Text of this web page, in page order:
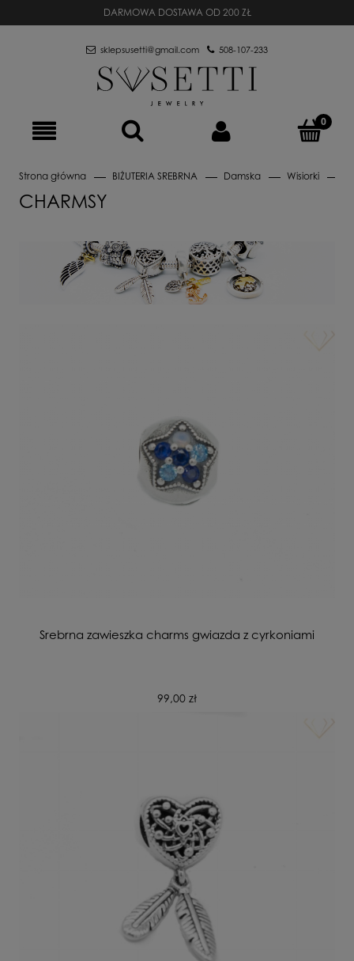
DARMOWA DOSTAWA OD 200 ZŁ
sklepsusetti@gmail.com 508-107-233
Strona główna BIŻUTERIA SREBRNA Damska Wisiorki
CHARMSY
Srebrna zawieszka charms gwiazda z cyrkoniami
99,00 zł